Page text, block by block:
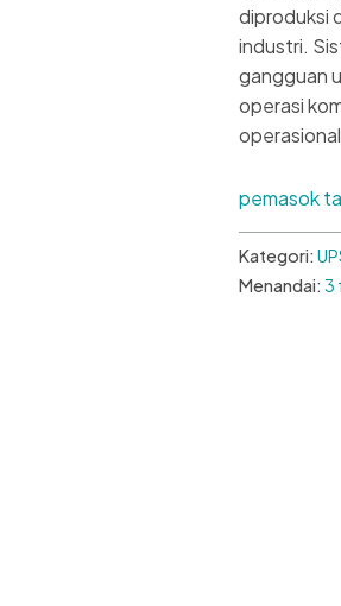
diproduksi
industri.
gangguan
operasi
pemasok
Kategori:
Menandai:3